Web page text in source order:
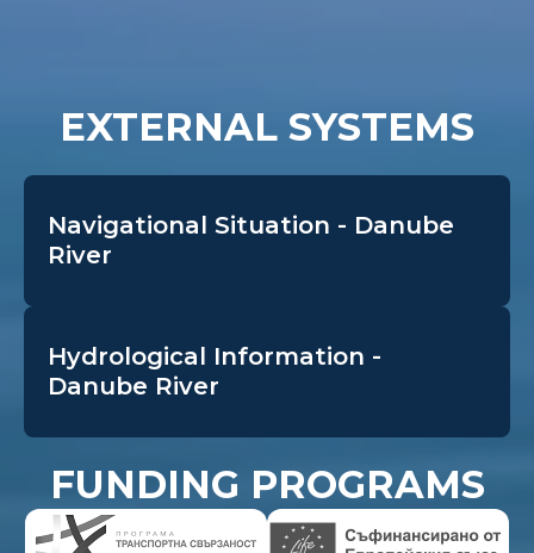
EXTERNAL SYSTEMS
Navigational Situation - Danube
River
Hydrological Information -
Danube River
FUNDING PROGRAMS